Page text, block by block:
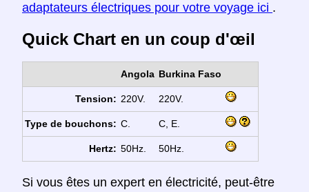
adaptateurs électriques pour votre voyage ici .
Quick Chart en un coup d'œil
Angola Burkina Faso
Tension: 220V. 220V.
Type de bouchons: C. C, E.
Hertz: 50Hz. 50Hz.
Si vous êtes un expert en électricité, peut-être